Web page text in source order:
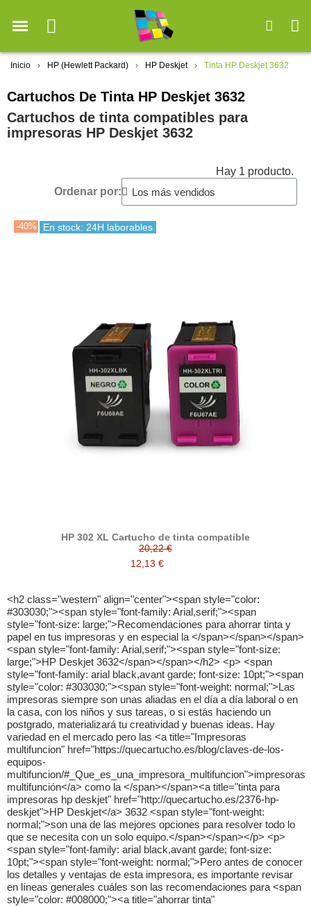
Inicio HP (Hewlett Packard) HP Deskjet Tinta HP Deskjet 3632
Cartuchos De Tinta HP Deskjet 3632
Cartuchos de tinta compatibles para
impresoras HP Deskjet 3632
Hay 1 producto.
Ordenar por:
-40% En stock: 24H laborables
HP 302 XL Cartucho de tinta compatible
20,22 €
12,13 €
<h2 class="western" align="center"><span style="color: #303030;"><span style="font-family: Arial,serif;"><span style="font-size: large;">Recomendaciones para ahorrar tinta y papel en tus impresoras y en especial la </span></span></span><span style="font-family: Arial,serif;"><span style="font-size: large;">HP Deskjet 3632</span></span></h2> <p> <span style="font-family: arial black,avant garde; font-size: 10pt;"><span style="color: #303030;"><span style="font-weight: normal;">Las impresoras siempre son unas aliadas en el día a día laboral o en la casa, con los niños y sus tareas, o si estás haciendo un postgrado, materializará tu creatividad y buenas ideas. Hay variedad en el mercado pero las <a title="Impresoras multifuncion" href="https://quecartucho.es/blog/claves-de-los-equipos-multifuncion/#_Que_es_una_impresora_multifuncion">impresoras multifunción</a> como la </span></span><a title="tinta para impresoras hp deskjet" href="http://quecartucho.es/2376-hp-deskjet">HP Deskjet</a> 3632 <span style="font-weight: normal;">son una de las mejores opciones para resolver todo lo que se necesita con un solo equipo.</span></span></p> <p><span style="font-family: arial black,avant garde; font-size: 10pt;"><span style="font-weight: normal;">Pero antes de conocer los detalles y ventajas de esta impresora, es importante revisar en líneas generales cuáles son las recomendaciones para <span style="color: #008000;"><a title="ahorrar tinta" href="https://quecartucho.es/blog/ahorrar-en-la-tinta-de-la-impresora-en-dos-pasos/"><span style="color: #008000;">ahorrar tinta</span></a></span> en el trabajo con la impresora. La disminución en los costes de impresión es uno de los ratos de las organizaciones o los dueños de los equipos por muy pequeño que sea el negocio y más si es de uso familiar.</span></span></p> <p class="western" style="font-weight: normal;" align="justify"><span style="font-family: arial black,avant garde; font-size: 10pt;"><span style="color: #303030;">Ahorrar papel</span><span style="color: #303030;"><span style="font-weight: normal;">: No solo por economia (que tambíen), más importante aún por el ambiente, debemos buscar ahorrar papel cuando imprimimos, con la impresión doble cara, para ayudar que este <a title="consumbile de impresora" href="http://quecartucho.es/">consumible</a> sea usado de manera óptima. Y además evitamos el montón de papeles innecesarios y que ocuparán más espacio en la oficina o en la casa.</span></span></span></p> <p class="western" style="font-weight: normal;" align="justify"><span style="font-family: arial black,avant garde; font-size: 10pt;"><span style="color: #303030;"><span style="font-weight: normal;"><img style="display: block; margin-left: auto; margin-right: auto;" title="tinta e impresora hp deskjet 3632" src="http://quecartucho.es/img/cms/Impresoras/DIYPictureFrameandHP3632.jpg" alt="impresora hp deskjet 3632" width="579" height="385" /></span></span></span></p> <p class="western" style="font-weight: normal;" align="justify"><span style="font-family: arial black,avant garde; font-size: 10pt;"><span style="color: #303030;">Clasificar el papel</span><span style="color: #303030;"><span style="font-weight: normal;">. Podemos dividir las bandejas de entradas con distintos tipos de papel, ya que así podrás usar papel reciclado para tus impresiones personales o no tan importantes y papel nuevo para los entregables del trabajo o algún cliente.</span></span></span></p> <p class="western" align="justify"><span style="font-family: arial black,avant garde; font-size: 10pt;"><span style="color: #303030;">Uso de<span style="color: #008000;"> <a title="cartuchos de tinta xl" href="https://quecartucho.es/blog/cartuchos-tinta-xl-significa/"><span style="color: #008000;">cartuchos XL</span></a></span></span><span style="color: #303030;"><span style="font-weight: normal;">: Si el caso de tu emprendimiento o trabajo amerita impresiones en cantidades grandes, los cartuchos XL son una muy buena opción para reducir hasta el 50% de los costos de tinta, ya que están diseñados para dinámicas de mayores cantidades. Ahora si en tu caso imprimes poco, mejor usar los cartuchos estándar.</span></span></span></p> <p class="western" align="justify"><span style="font-family: arial black,avant garde; font-size: 10pt;"><span style="color: #303030;">Revisiones previas</span><span style="color: #303030;"><span style="font-weight: normal;">. Antes de imprimir es importante revisar para evitar impresiones fallidas. Se recomienda usar la vista previa de impresión para poder prevenir o descartar pequeños errores de formato que haría repetir la impresión y gastar más papel y tinta.</span></span></span></p> <p class="western" align="justify"><span style="font-family: arial black,avant garde; font-size: 10pt;"><a title="ahorro de tinta" href="https://quecartucho.es/blog/ahorrar-en-la-tinta-de-la-impresora-en-dos-pasos/"><span style="color: #303030;">Ahorro de tinta</span></a><span style="color: #303030;"><span style="font-weight: normal;">. Una de las tecnologías más usadas porque son más precisas por la inyección es la de tinta. Esto hace que se puedan imprimir un mayor número de páginas con la misma cantidad de tinta. Este tipo de tecnología es muy característica de forma eficiente en las líneas de impresoras HP. Sobre todo si selecciona un modelo como la impresora </span></span>HP Deskjet 3632</span></p> <p class="western" align="justify"><span style="font-family: arial black,avant garde; font-size: 10pt;"><span style="color: #303030;">Impresiones duraderas</span><span style="color: #303030;"><span style="font-weight: normal;">: Depende del objetivo del documento impreso es importante tomar en cuenta, que si lo que se requiere va a durar mucho tiempo. La tinta generalmente ofrece una mejor fijación al papel y evita tener que reimprimir a corto plazo, ya que aguantan más, a pesar de estar expuestos al sol, alguna brisa de líquidos o a exceso de iluminación. </span></span></span></p> <p class="western" align="justify"><span style="font-family: arial black,avant garde; font-size: 10pt;"><span style="color: #303030;">Ajustes en calidad</span><span style="color: #303030;"><span style="font-weight: normal;">. Otro de elementos que nos permitirán ahorrar consumibles, sobre todo <a title="tinta" href="http://colorpremium.es/">tinta</a>, es ajustar en función de la necesidad: la calidad de impresión. Sobre todo cuando vayamos a imprimir imágenes o gráficos y planos. Haciendo esto, podemos imprimir lo de uso personal o en casa de baja calidad y más alta los entregables a clientes o la universidad. Pueden seleccionar también imprimir a escala de grises los documentos personales no entregables.</span></span></span></p> <p class="western" align="justify"><span style="font-family: arial black,avant garde; font-size: 10pt;"><span style="color: #303030;">Claves y seguros</span><span style="color: #303030;"><span style="font-weight: normal;">. No se trata de ser egoístas, pero si la impresora es compartida o está expuesta a otras personas con las que no trabajas directamente, una buena opción es asignarle una clave y que solo la tengas quienes realmente pueden imprimir o están autorizados. Incluso siendo más extremos, si el caso lo amerita, y previo un estudio previo de uso, se pueden asignar cuotas de impresión por integrantes de clave para tener un uso equilibrado y mucho más regulado. Aunque hay que tener cuidado con esta decisión ya que podría generar malestar y debe tomarse y ejecutarse con mucho tacto y buena comunicación.</span></span></span></p> <p class="western" align="justify"><span style="font-family: arial black,avant garde; font-size: 10pt;"><span style="color: #303030;">Selecciona bien la fuente</span><span style="color: #303030;"><span style="font-weight: normal;">. Parece mentira pero la selección de la fuentes que usaremos estará influyendo directamente en cuánta tinta gastaremos en la impresión, hay fuentes más eficientes para conseguir ahorro de tinta, y otras por el contrario podrían llegar a gastar hasta 35% más. Ejemplo de esto es la fuente Garamond, que es una tipografía que consume menos tinta que la tan comercial Times New Roman o Arial. Otros casos, son las llamadas eco, que tienen microperforaciones en su diseño, que si bien son imperceptibles al ojo, son huecos en blanco que ahorran tinta y a largo plazo, si se usa constantemente, en documentos que no son entregables, se ahorrará bastante dinero.</span></span></span></p> <p class="western" align="justify"> </p> <p class="western" align="justify"><span style="font-family: arial black,avant garde; font-size: 10pt;"><span style="color: #303030;"><span style="font-weight: normal;"><img style="display: block; margin-left: auto; margin-right: auto;" title="impresora 3632 de hp para poder ver el scaner" src="http://quecartucho.es/img/cms/Impresoras/HP-DeskJet-3632-con-la-tapa-del-escaner-abierta.jpg" alt="impresora hp deskjet 3632 escaner" width="536" height="402" /></span></span></span></p> <p class="western" align="justify"><span style="font-family: arial black,avant garde; font-size: 10pt;"><span style="color: #303030;"><span style="font-weight: normal;"><br /></span></span></span></p> <p class="western" align="justify"><span style="font-family: arial black,avant garde; font-size: 10pt;"><span style="color: #303030;">Solo lo que se necesita</span><span style="color: #303030;"><span style="font-weight: normal;">. Este criterio nos permitirá ahorrar, no solo de forma generar, por el solo hecho de imprimir algo o no, ya que por supuesto que las impresoras están hechas para eso, para imprimir, pero específicamente nos referimos al contenido, o por ejemplo, las hojas de cálculos o documentos de Excel, que a veces, por no configurarlos bien, toman 2 o más páginas que al final no utilizamos y desperdiciamos tinta y hojas. También es importante, antes de imprimir, preguntarse si se requiere de verdad impreso, o se puede colocar en digital en algún archivo PDF pa